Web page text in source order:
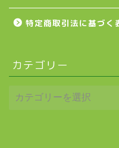
特定商取引法に基づく
カテゴリー